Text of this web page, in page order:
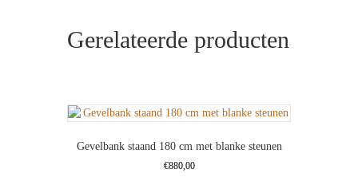
Gerelateerde producten
Gevelbank staand 180 cm met blanke steunen
€880,00